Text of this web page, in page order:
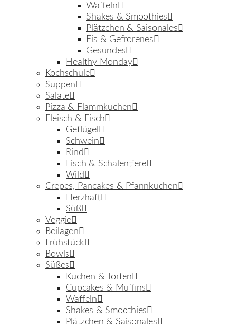
Waffeln
Shakes & Smoothies
Plätzchen & Saisonales
Eis & Gefrorenes
Gesundes
Healthy Monday
Kochschule
Suppen
Salate
Pizza & Flammkuchen
Fleisch & Fisch
Geflügel
Schwein
Rind
Fisch & Schalentiere
Wild
Crepes, Pancakes & Pfannkuchen
Herzhaft
Süß
Veggie
Beilagen
Frühstück
Bowls
Süßes
Kuchen & Torten
Cupcakes & Muffins
Waffeln
Shakes & Smoothies
Plätzchen & Saisonales